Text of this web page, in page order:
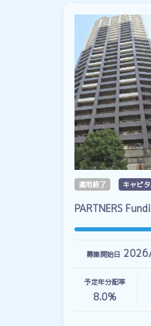
運用終了 キャピ
PARTNERS
募集開始日
予定年分配率
8.0%